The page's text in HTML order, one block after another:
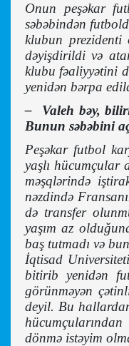
Onun peşəkar
səbəbindən
klubun prezidenti
dəyişdirildi və
klubu fəaliyyətini
yenidən bərpa
– Valeh bəy,
Bunun səbəbini
Peşəkar futbol
yaşlı hücumçular
məşqlərində
nəzdində
də transfer
yaşım az
baş tutmadı və
İqtisad
bitirib yenidən
görünməyən
deyil. Bu
dönmə istəyim